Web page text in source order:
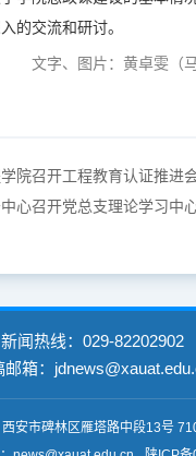
的交流和研讨。
文字、图片：黄卓雯（
院召开工程教育认证推进
心召开党总支理论学习中
新闻热线：029-82202902
邮箱：
安市碑林区雁塔路中段13号